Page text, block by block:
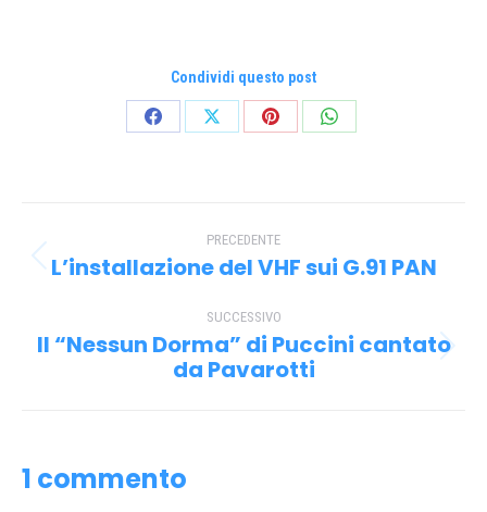
Condividi questo post
CondividiCondividiCondividiCondividi
tra
post
PRECEDENTE
Post
L’installazione del VHF sui G.91 PAN
SUCCESSIVO
Prossimo
post:
Il “Nessun Dorma” di Puccini cantato
da Pavarotti
1 commento